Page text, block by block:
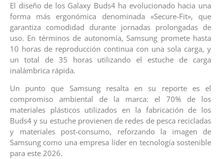
El diseño de los Galaxy Buds4 ha evolucionado hacia una
forma más ergonómica denominada «Secure-Fit», que
garantiza comodidad durante jornadas prolongadas de
uso. En términos de autonomía, Samsung promete hasta
10 horas de reproducción continua con una sola carga, y
un total de 35 horas utilizando el estuche de carga
inalámbrica rápida.
Un punto que Samsung resalta en su reporte es el
compromiso ambiental de la marca: el 70% de los
materiales plásticos utilizados en la fabricación de los
Buds4 y su estuche provienen de redes de pesca recicladas
y materiales post-consumo, reforzando la imagen de
Samsung como una empresa líder en tecnología sostenible
para este 2026.